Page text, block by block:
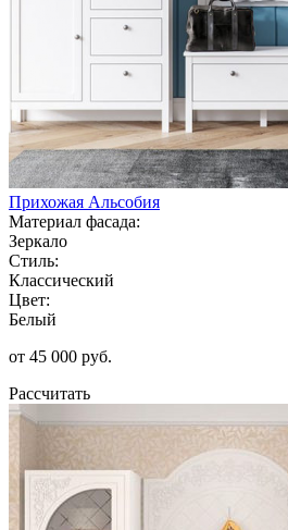
Прихожая Альсобия
Материал фасада:
Зеркало
Стиль:
Классический
Цвет:
Белый
от 45 000 руб.
Рассчитать